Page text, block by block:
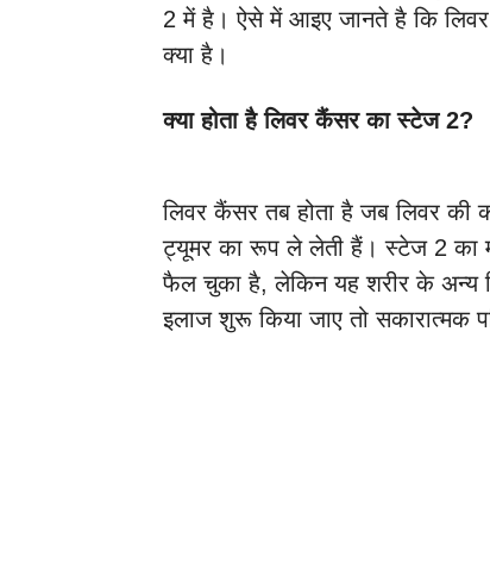
2 में है। ऐसे में आइए जानते है कि
क्या है।
क्या होता है लिवर कैंसर का स्टेज 2?
लिवर कैंसर तब होता है जब लिवर
ट्यूमर का रूप ले लेती हैं। स्टेज 2 का
फैल चुका है, लेकिन यह शरीर के अन्य
इलाज शुरू किया जाए तो सकारात्मक